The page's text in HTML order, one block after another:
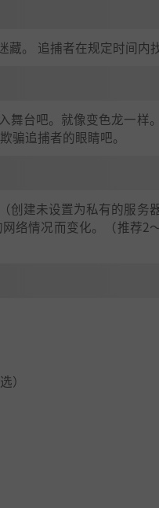
。 追捕者在规定时间内
舞台吧。就像变色龙一样
骗追捕者的眼睛吧。
创建未设置为私有的服务
络情况而变化。（推荐2
）